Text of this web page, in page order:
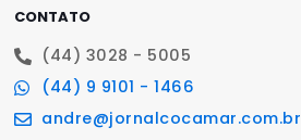
CONTATO
(44) 3028 - 5005
(44) 9 9101 - 1466
andre@jornalcocamar.com.br